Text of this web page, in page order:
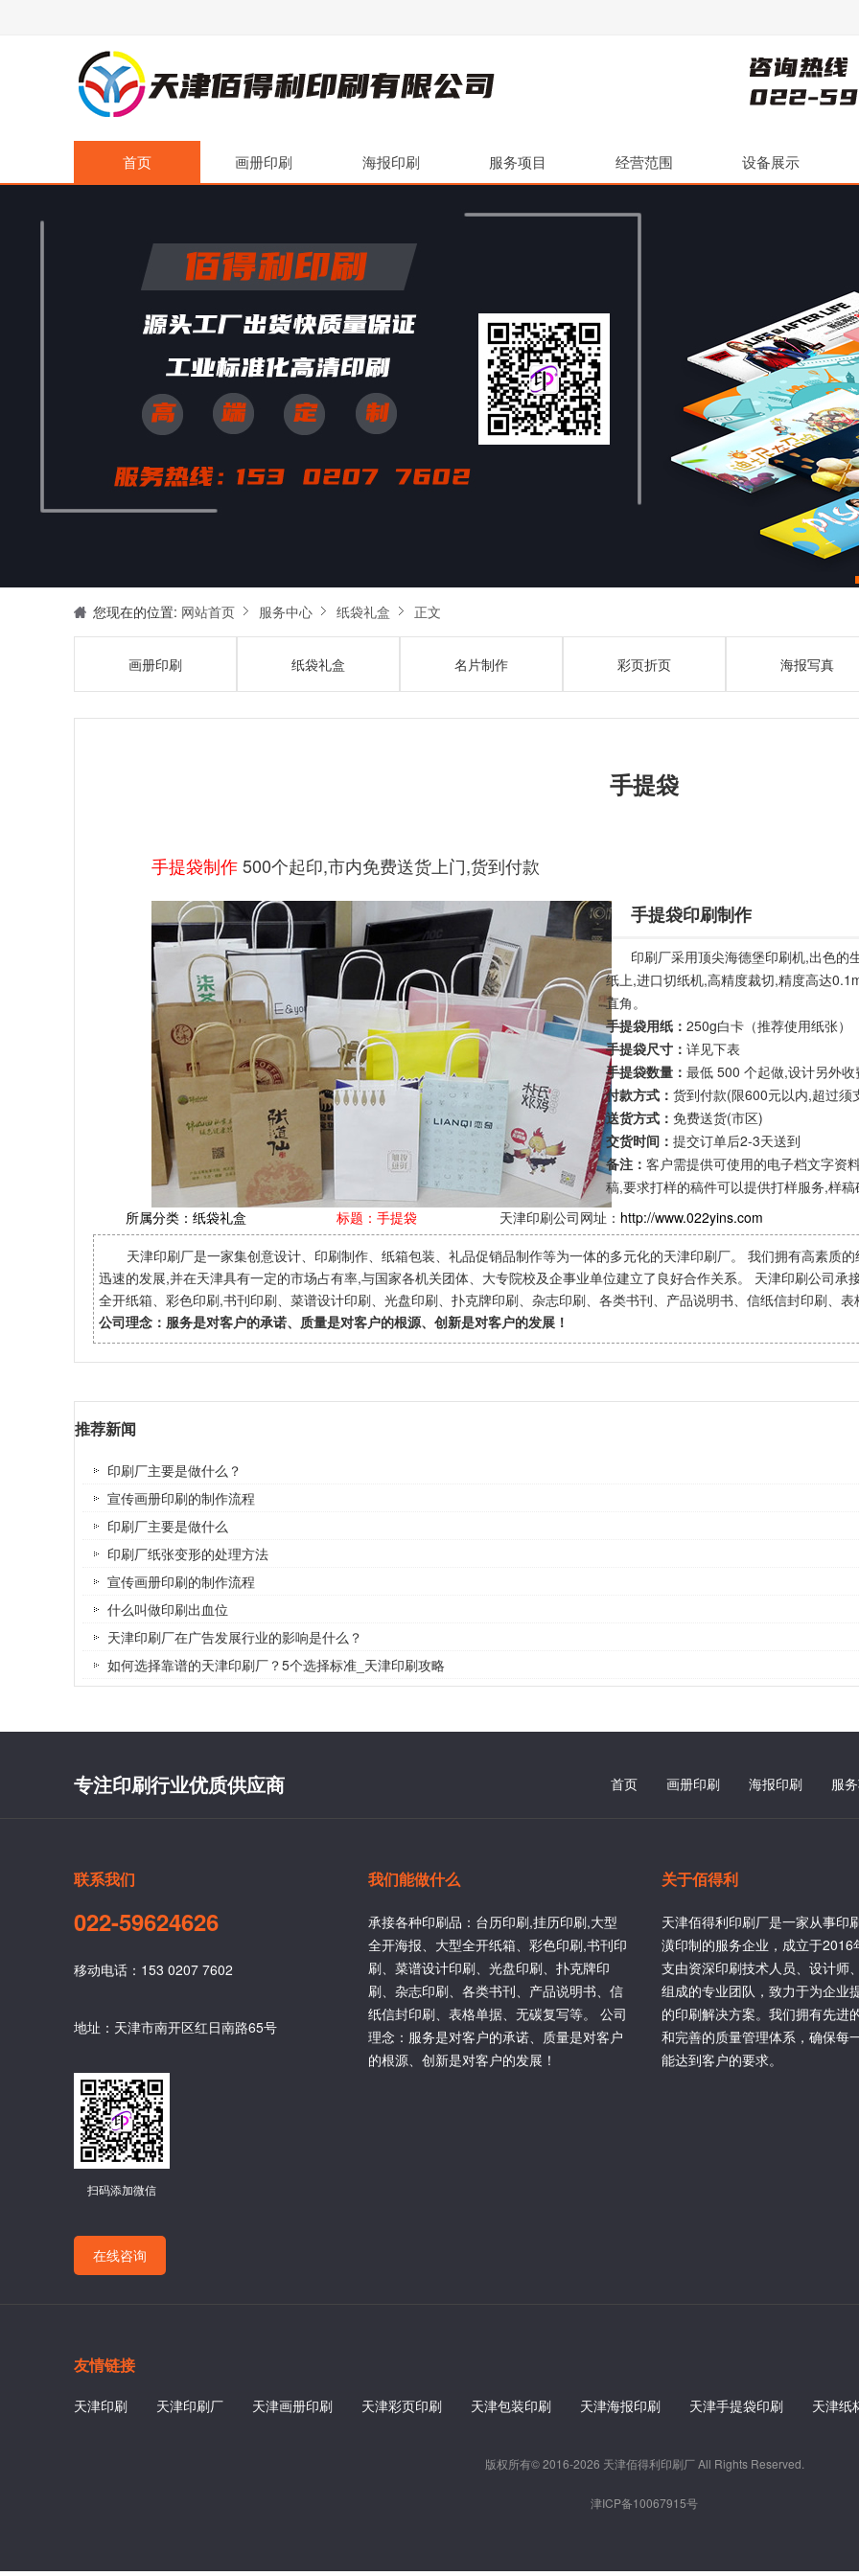
首页 画册印刷 海报印刷 服务项目 经营范围 设备展示
您现在的位置: 网站首页 服务中心 纸袋礼盒 正文
画册印刷 纸袋礼盒 名片制作 彩页折页 海报写真
手提袋
手提袋制作500个起印,市内免费送货上门,货到付款
手提袋印刷制作
印刷厂采用顶尖海德堡印刷机,出色的
纸上,进口切纸机,高精度裁切,精度高达
直角。
手提袋用纸： 250g白卡（推荐使用纸张）
手提袋尺寸： 详见下表
手提袋数量： 最低 500 个起做,设计另外收
付款方式： 货到付款(限600元以内,超过须
送货方式： 免费送货(市区)
交货时间： 提交订单后2-3天送到
备注： 客户需提供可使用的电子档文字资
稿,要求打样的稿件可以提供打样服务,样
所属分类： 纸袋礼盒 标题：手提袋 天津印刷公司网址： http://www.022yins.com
天津印刷厂是一家集创意设计、印刷制作、纸箱包装、礼品促销品制作等为一体的多元化的天津印刷厂。 我们拥有高素质
迅速的发展,并在天津具有一定的市场占有率,与国家各机关团体、大专院校及企事业单位建立了良好合作关系。 天津印刷公司
全开纸箱、彩色印刷,书刊印刷、菜谱设计印刷、光盘印刷、扑克牌印刷、杂志印刷、各类书刊、产品说明书、信纸信封印刷、
公司理念：服务是对客户的承诺、质量是对客户的根源、创新是对客户的发展！
推荐新闻
印刷厂主要是做什么？
宣传画册印刷的制作流程
印刷厂主要是做什么
印刷厂纸张变形的处理方法
宣传画册印刷的制作流程
什么叫做印刷出血位
天津印刷厂在广告发展行业的影响是什么？
如何选择靠谱的天津印刷厂？5个选择标准_天津印刷攻略
专注印刷行业优质供应商 首页 画册印刷 海报印刷 服
联系我们
022-59624626
移动电话：153 0207 7602
地址：天津市南开区红日南路65号
扫码添加微信
在线咨询
我们能做什么
承接各种印刷品：台历印刷,挂历印刷,大型
全开海报、大型全开纸箱、彩色印刷,书刊印
刷、菜谱设计印刷、光盘印刷、扑克牌印
刷、杂志印刷、各类书刊、产品说明书、信
纸信封印刷、表格单据、无碳复写等。 公司
理念：服务是对客户的承诺、质量是对客户
的根源、创新是对客户的发展！
关于佰得利
天津佰得利印刷厂是一家从事印
潢印制的服务企业，成立于2016
支由资深印刷技术人员、设计师
组成的专业团队，致力于为企业
的印刷解决方案。我们拥有先进
和完善的质量管理体系，确保每
能达到客户的要求。
友情链接
天津印刷 天津印刷厂 天津画册印刷 天津彩页印刷 天津包装印刷 天津海报印刷 天津手提袋印刷 天津纸
版权所有© 2016-2026 天津佰得利印刷厂 All Rights Reserved.
津ICP备10067915号